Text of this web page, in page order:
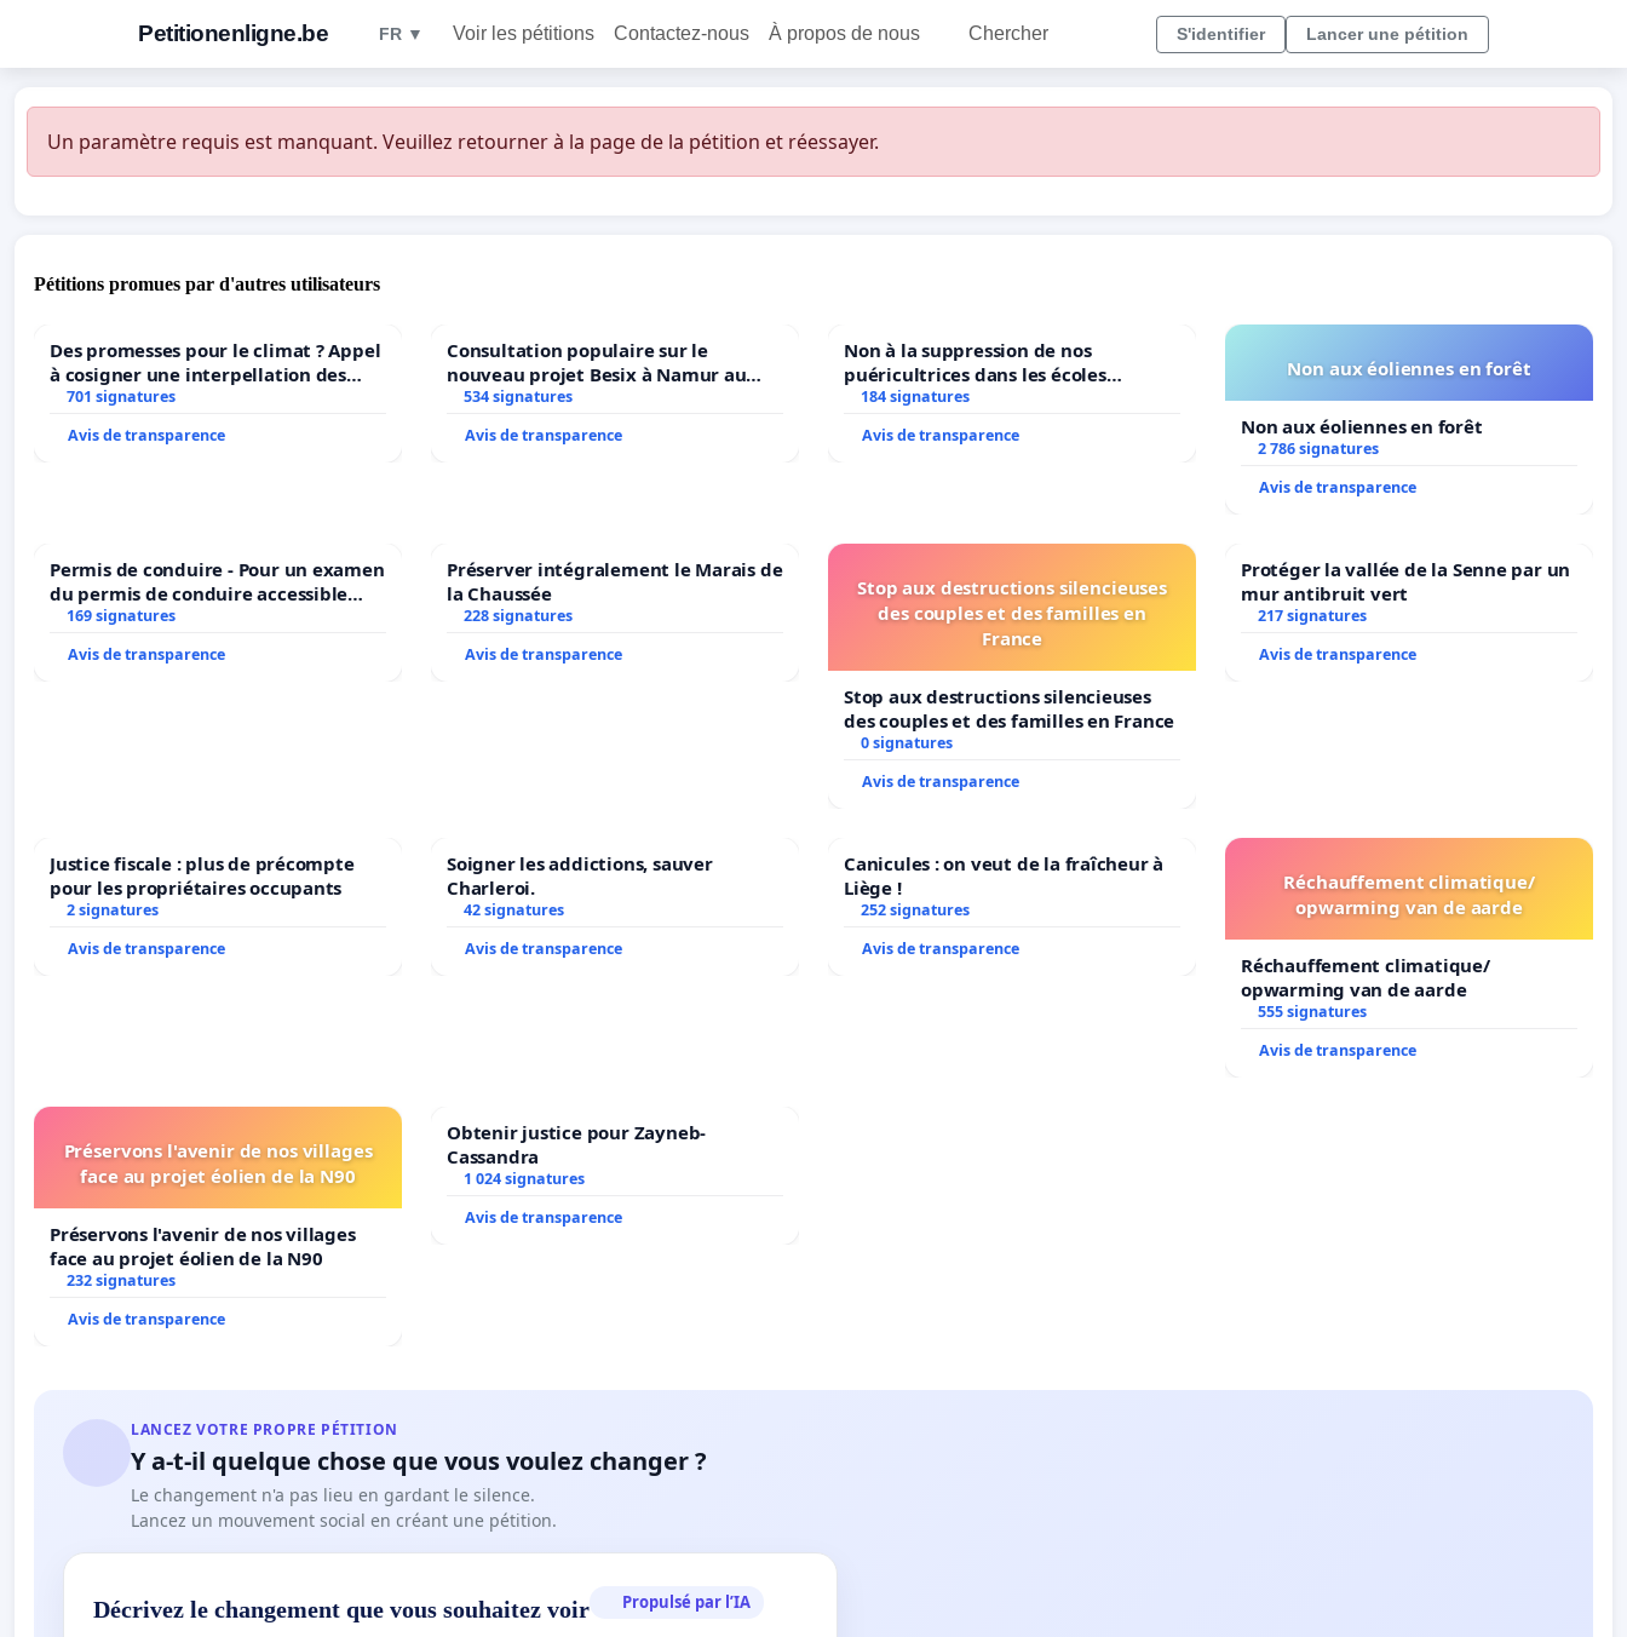
Petitionenligne.be FR ▼ Voir les pétitions Contactez-nous À propos de nous Chercher S'identifier Lancer une pétition
Un paramètre requis est manquant. Veuillez retourner à la page de la pétition et réessayer.
Pétitions promues par d'autres utilisateurs
Des promesses pour le climat ? Appel
à cosigner une interpellation des
ministres wallons du climat et de
l’environnement.
701 signatures
Avis de transparence
Consultation populaire sur le
nouveau projet Besix à Namur au
Parc Léopold ?
534 signatures
Avis de transparence
Non à la suppression de nos
puéricultrices dans les écoles
communale de Flémalle !
184 signatures
Avis de transparence
Non aux éoliennes en forêt
Non aux éoliennes en forêt
2 786 signatures
Avis de transparence
Permis de conduire - Pour un examen
du permis de conduire accessible
dans plusieurs langues à Bruxelles
169 signatures
Avis de transparence
Préserver intégralement le Marais de
la Chaussée
228 signatures
Avis de transparence
Stop aux destructions silencieuses
des couples et des familles en
France
Stop aux destructions silencieuses
des couples et des familles en France
0 signatures
Avis de transparence
Protéger la vallée de la Senne par un
mur antibruit vert
217 signatures
Avis de transparence
Justice fiscale : plus de précompte
pour les propriétaires occupants
2 signatures
Avis de transparence
Soigner les addictions, sauver
Charleroi.
42 signatures
Avis de transparence
Canicules : on veut de la fraîcheur à
Liège !
252 signatures
Avis de transparence
Réchauffement climatique/
opwarming van de aarde
Réchauffement climatique/
opwarming van de aarde
555 signatures
Avis de transparence
Préservons l'avenir de nos villages
face au projet éolien de la N90
Préservons l'avenir de nos villages
face au projet éolien de la N90
232 signatures
Avis de transparence
Obtenir justice pour Zayneb-
Cassandra
1 024 signatures
Avis de transparence
LANCEZ VOTRE PROPRE PÉTITION
Y a-t-il quelque chose que vous voulez changer ?
Le changement n'a pas lieu en gardant le silence.
Lancez un mouvement social en créant une pétition.
Décrivez le changement que vous souhaitez voir Propulsé par l’IA